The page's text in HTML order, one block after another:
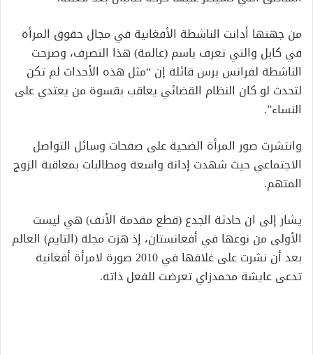
من جهتها أدانت الناشطة الأفغانية في مجال حقوق المرأة
في كابل والتي تعرف باسم (عالمة) هذا التصرف، وصرحت
الناشطة لفرانس برس قائلة إن “مثل هذه الأحداث لم تكن
لتحدث لو كان النظام القضائي يعاقب بقسوة من يعتدي على
النساء”.
وانتشرت صور المرأة الضحية على صفحات وسائل التواصل
الاجتماعي حيث شهدت إدانة واسعة ومطالبات بمعاقبة الزوج
المتهم.
يشار إلى ان حادثة الجدع (قطع مقدمة الأنف) هي ليست
الأولى من نوعها في أفغانستان، إذ هزت مجلة (التايم) العالم
بعد أن نشرت على غلافها في 2010 صورة لامرأة أفغانية
تدعى عايشة محمدزاي تعرضت للفعل ذاته.